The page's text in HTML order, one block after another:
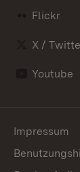
Flickr
X /
Youtube
Impressum